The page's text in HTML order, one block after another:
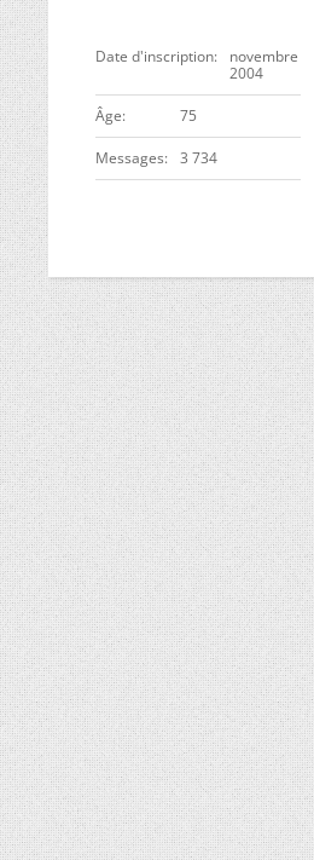
Date d'inscription
novembre
2004
ge 75
Messages 3 734